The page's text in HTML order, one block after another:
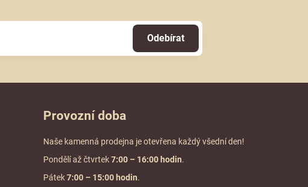
Odebírat
Provozní doba
Naše kamenná prodejna je otevřena každý všední den!
Pondělí až čtvrtek7:00 – 16:00 hodin.
Pátek7:00 – 15:00 hodin.